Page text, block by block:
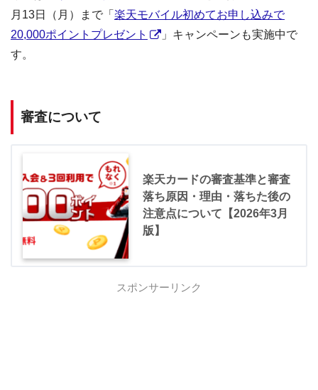
月13日（月）まで「 楽天モバイル初めてお申し込みで
20,000ポイントプレゼント
」キャンペーンも実施中で
す。
審査について
楽天カードの審査基準と審査
落ち原因・理由・落ちた後の
注意点について【2026年3月
版】
スポンサーリンク